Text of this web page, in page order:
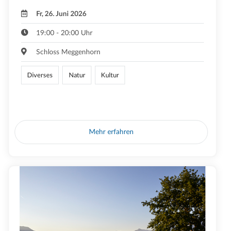
Fr, 26. Juni 2026
19:00 - 20:00 Uhr
Schloss Meggenhorn
Diverses Natur Kultur
Mehr erfahren